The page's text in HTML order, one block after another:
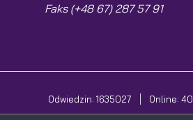
Faks (+48 67) 287 57 91
Odwiedzin: 1635027 Online: 40